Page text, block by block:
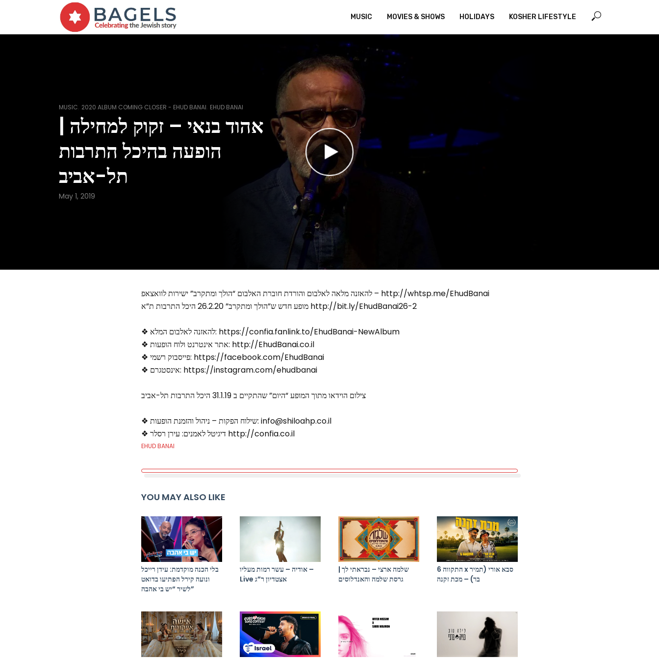
MUSIC MOVIES & SHOWS HOLIDAYS KOSHER LIFESTYLE
MUSIC 2020 ALBUM COMING CLOSER - EHUD BANAI EHUD BANAI
אהוד בנאי – זקוק למחילה |
הופעה בהיכל התרבות
תל-אביב
May 1, 2019
להאזנה מלאה לאלבום והורדת חוברת האלבום “הולך ומתקרב” ישירות לוואצאפ – http://whtsp.me/EhudBanai
מופע חדש ש”הולך ומתקרב” 26.2.20 היכל התרבות ת”א http://bit.ly/EhudBanai26-2
❖ להאזנה לאלבום המלא: https://confia.fanlink.to/EhudBanai-NewAlbum
❖ אתר אינטרנט ולוח הופעות: http://EhudBanai.co.il
❖ פייסבוק רשמי: https://facebook.com/EhudBanai
❖ אינסטגרם: https://instagram.com/ehudbanai
צילום הוידאו מתוך המופע “היום” שהתקיים ב 31.1.19 היכל התרבות תל-אביב
❖ שילוח הפקות – ניהול והזמנת הופעות: info@shiloahp.co.il
❖ דיגיטל לאמנים: עירן רסלר http://confia.co.il
EHUD BANAI
YOU MAY ALSO LIKE
בלי הכנה מוקדמת: עידן רייכל
ונועה קירל הפתיעו בדואט
לשיר “יש בי אהבה”
אודיה – עשר רמות מעליו –
Live אצטדיון ר”ג
שלמה ארצי – נבראתי לך |
גרסת שלמה והאנדלוסים
התקווה 6 x סבא אורי (תמיר
בר) – מכת זקנה